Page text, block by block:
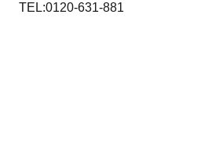
TEL:0120-631-881